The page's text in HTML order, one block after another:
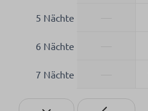
5 Nächte
6 Nächte
7 Nächte